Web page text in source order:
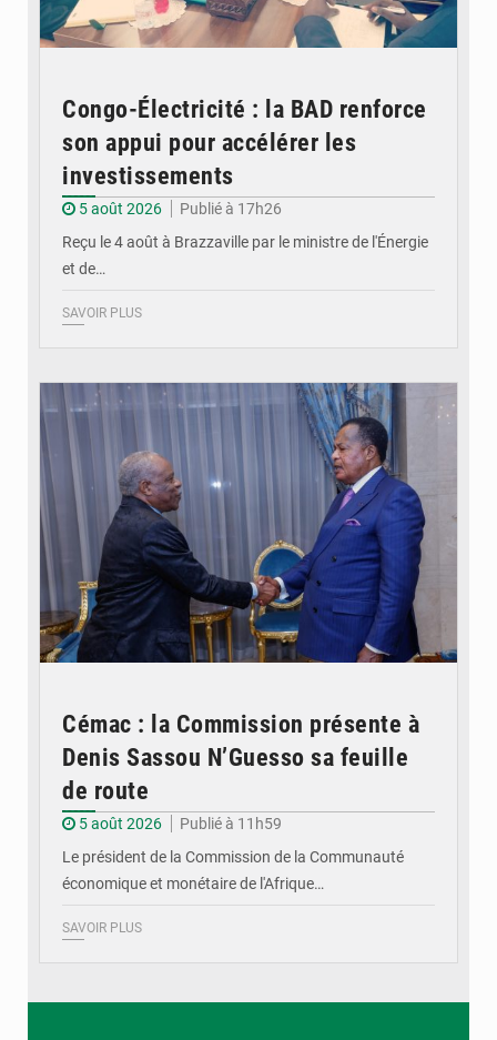
Congo-Électricité : la BAD renforce
son appui pour accélérer les
investissements
5 août 2026
Publié à 17h26
Reçu le 4 août à Brazzaville par le ministre de l'Énergie
et de…
SAVOIR PLUS
Cémac : la Commission présente à
Denis Sassou N’Guesso sa feuille
de route
5 août 2026
Publié à 11h59
Le président de la Commission de la Communauté
économique et monétaire de l'Afrique…
SAVOIR PLUS